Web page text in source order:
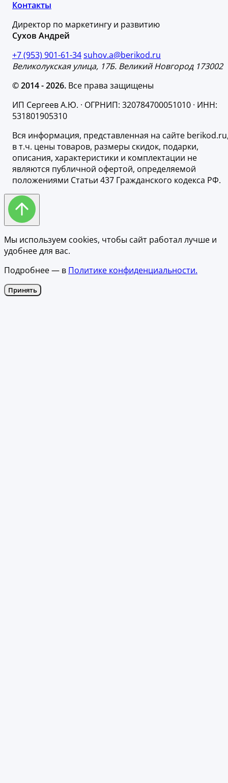
Контакты
Директор по маркетингу и развитию
Сухов Андрей
+7 (953) 901-61-34suhov.a@berikod.ru
Великолукская улица, 17Б. Великий Новгород 173002
© 2014 - 2026. Все права защищены
ИП Сергеев А.Ю. · ОГРНИП: 320784700051010 · ИНН:
531801905310
Вся информация, представленная на сайте
в т.ч. цены товаров, размеры скидок, подарки,
описания, характеристики и комплектации не
являются публичной офертой, определяемой
положениями Статьи 437 Гражданского кодекса РФ.
Мы используем cookies, чтобы сайт работал лучше и
удобнее для вас.
Подробнее — в Политике конфиденциальности.
Принять